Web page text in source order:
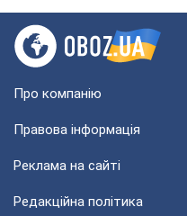
Про компанію
Правова інформація
Реклама на сайті
Редакційна політика